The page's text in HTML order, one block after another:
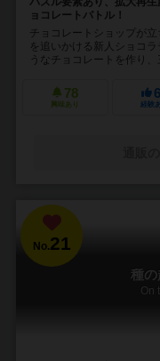
ョコレートバトル！
チョコレートショップが
を追いかける新人ショコ
うなチョコレートを作り
78
興味あり 経験あ
No.21
種の
On